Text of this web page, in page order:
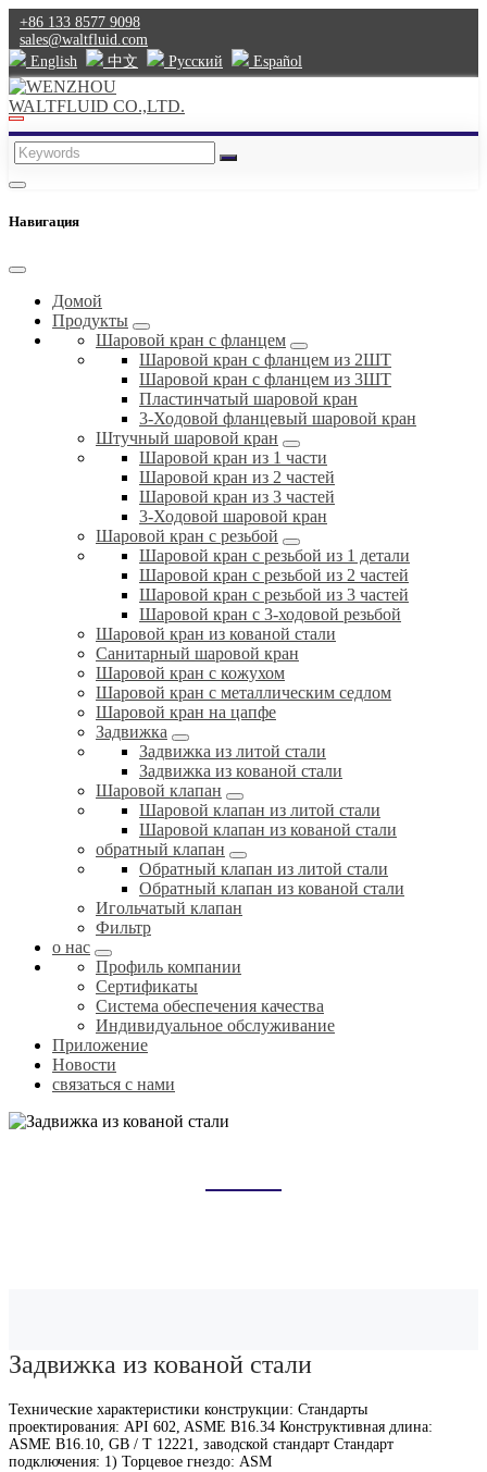
+86 133 8577 9098
sales@waltfluid.com
English
中文 Pусский Español
Навигация
Домой
Продукты
Шаровой кран с фланцем
Шаровой кран с фланцем из 2ШТ
Шаровой кран с фланцем из 3ШТ
Пластинчатый шаровой кран
3-Ходовой фланцевый шаровой кран
Штучный шаровой кран
Шаровой кран из 1 части
Шаровой кран из 2 частей
Шаровой кран из 3 частей
3-Ходовой шаровой кран
Шаровой кран с резьбой
Шаровой кран с резьбой из 1 детали
Шаровой кран с резьбой из 2 частей
Шаровой кран с резьбой из 3 частей
Шаровой кран с 3-ходовой резьбой
Шаровой кран из кованой стали
Санитарный шаровой кран
Шаровой кран с кожухом
Шаровой кран с металлическим седлом
Шаровой кран на цапфе
Задвижка
Задвижка из литой стали
Задвижка из кованой стали
Шаровой клапан
Шаровой клапан из литой стали
Шаровой клапан из кованой стали
обратный клапан
Обратный клапан из литой стали
Обратный клапан из кованой стали
Игольчатый клапан
Фильтр
о нас
Профиль компании
Сертификаты
Система обеспечения качества
Индивидуальное обслуживание
Приложение
Новости
связаться с нами
Задвижка из кованой стали
Технические характеристики конструкции: Стандарты
проектирования: API 602, ASME B16.34 Конструктивная длина:
ASME B16.10, GB / T 12221, заводской стандарт Стандарт
подключения: 1) Торцевое гнездо: ASM